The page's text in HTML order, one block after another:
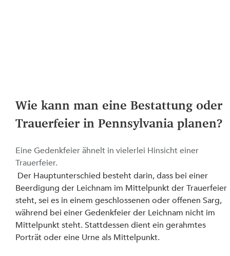
Wie kann man eine Bestattung oder
Trauerfeier in Pennsylvania planen?
Eine Gedenkfeier ähnelt in vielerlei Hinsicht einer
Trauerfeier.
Der Hauptunterschied besteht darin, dass bei einer
Beerdigung der Leichnam im Mittelpunkt der Trauerfeier
steht, sei es in einem geschlossenen oder offenen Sarg,
während bei einer Gedenkfeier der Leichnam nicht im
Mittelpunkt steht. Stattdessen dient ein gerahmtes
Porträt oder eine Urne als Mittelpunkt.